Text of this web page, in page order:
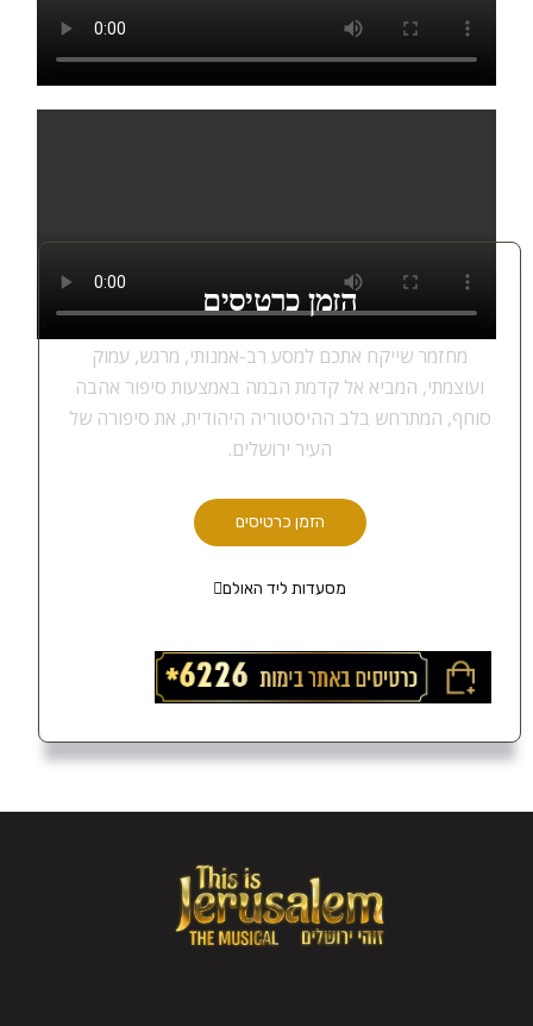
הזמן כרטיסים
מחזמר שייקח אתכם למסע רב-אמנותי, מרגש, עמוק
ועוצמתי, המביא אל קדמת הבמה באמצעות סיפור אהבה
סוחף, המתרחש בלב ההיסטוריה היהודית, את סיפורה של
העיר ירושלים.
הזמן כרטיסים
מסעדות ליד האולם